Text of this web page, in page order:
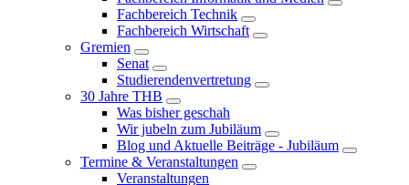
Fachbereich Technik
Fachbereich Wirtschaft
Gremien
Senat
Studierendenvertretung
30 Jahre THB
Was bisher geschah
Wir jubeln zum Jubiläum
Blog und Aktuelle Beiträge - Jubiläum
Termine & Veranstaltungen
Veranstaltungen